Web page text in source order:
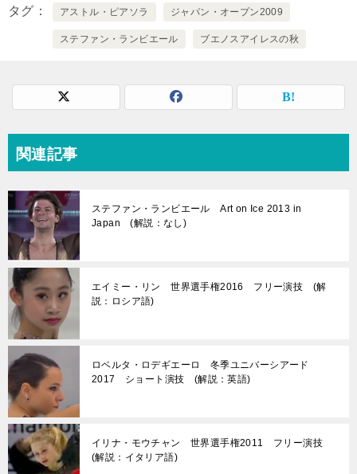
タグ アストル・ピアソラ ジャパン・オープン2009
ステファン・ランビエール ブエノスアイレスの秋
関連記事
ステファン・ランビエール Art on Ice 2013 in
Japan (解説：なし)
エイミー・リン 世界選手権2016 フリー演技 (解
説：ロシア語)
ロベルタ・ロデギエーロ 冬季ユニバーシアード
2017 ショート演技 (解説：英語)
イリナ・モウチャン 世界選手権2011 フリー演技
(解説：イタリア語)